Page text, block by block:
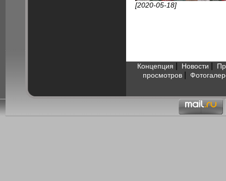
[2020-05-18]
Концепция Новости
просмотров|